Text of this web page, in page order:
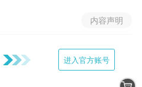
内容声明
进入官方账号